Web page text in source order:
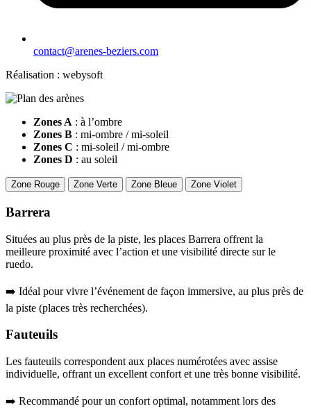
contact@arenes-beziers.com
Réalisation : webysoft
Zones A : à l’ombre
Zones B : mi-ombre / mi-soleil
Zones C : mi-soleil / mi-ombre
Zones D : au soleil
Zone Rouge Zone Verte Zone Bleue Zone Violet
Barrera
Situées au plus près de la piste, les places Barrera offrent la
meilleure proximité avec l’action et une visibilité directe sur le
ruedo.
➡️ Idéal pour vivre l’événement de façon immersive, au plus près de
la piste (places très recherchées).
Fauteuils
Les fauteuils correspondent aux places numérotées avec assise
individuelle, offrant un excellent confort et une très bonne visibilité.
➡️ Recommandé pour un confort optimal, notamment lors des